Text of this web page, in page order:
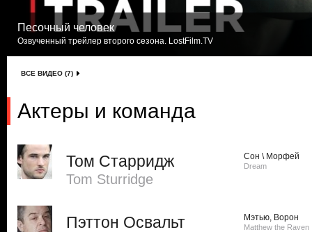
Песочный человек
Озвученный трейлер второго сезона. LostFilm.TV
ВСЕ ВИДЕО (7)
Актеры и команда
Том Старридж
Tom Sturridge
Сон \ Морфей
Dream
Пэттон Освальт Мэтью, Ворон
Matthew the Raven